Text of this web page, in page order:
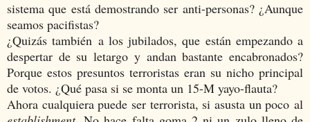
sistema que está demostrando ser anti-personas? ¿Aunque
seamos pacifistas?
¿Quizás también a los jubilados, que están empezando a
despertar de su letargo y andan bastante encabronados?
Porque estos presuntos terroristas eran su nicho principal
de votos. ¿Qué pasa si se monta un 15-M yayo-flauta?
Ahora cualquiera puede ser terrorista, si asusta un poco al